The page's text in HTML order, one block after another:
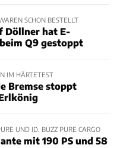
SCHON BESTELLT
Döllner hat E-
Q9 gestoppt
IM HÄRTETEST
Bremse stoppt
UND ID. BUZZ PURE CARGO
mit 190 PS und 58